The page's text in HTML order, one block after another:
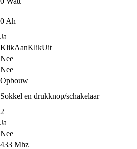
0 Ah
Ja
KlikAanKlikUit
Nee
Nee
Opbouw
Sokkel en drukknop/schakelaar
2
Ja
Nee
433 Mhz